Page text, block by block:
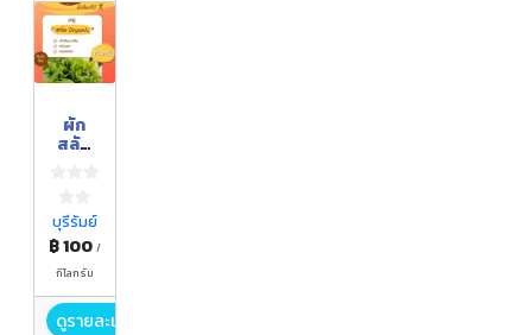
ผัก
สลัด
บุรีรัมย์
฿ 100 /
กิโลกรัม
ดูรายละเอียด